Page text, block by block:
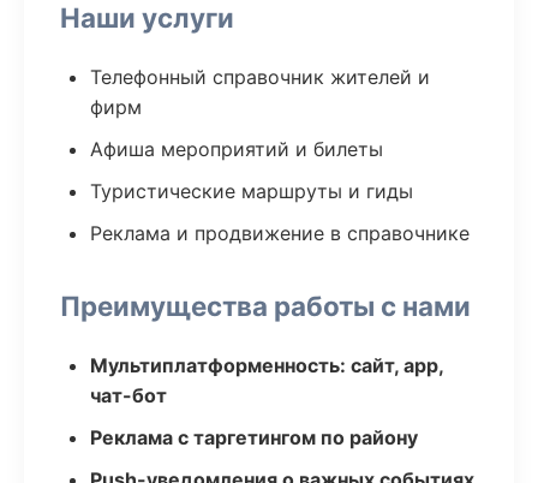
Наши услуги
Телефонный справочник жителей и
фирм
Афиша мероприятий и билеты
Туристические маршруты и гиды
Реклама и продвижение в справочнике
Преимущества работы с нами
Мультиплатформенность: сайт, app,
чат-бот
Реклама с таргетингом по району